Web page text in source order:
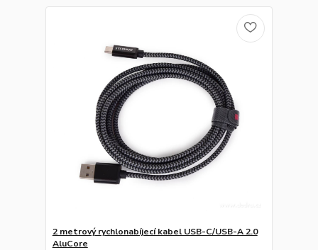
2 metrový rychlonabíjecí kabel USB-C/USB-A 2.0
AluCore